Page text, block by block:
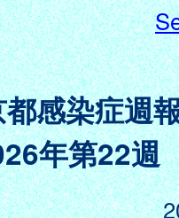
感染症週
年第22週